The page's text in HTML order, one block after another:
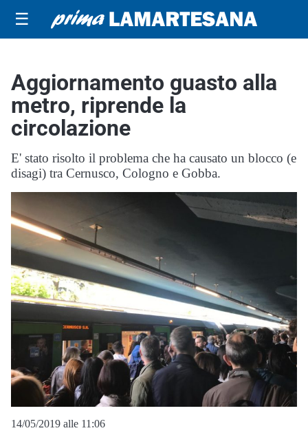
☰
Aggiornamento guasto alla
metro, riprende la
circolazione
E' stato risolto il problema che ha causato un blocco (e
disagi) tra Cernusco, Cologno e Gobba.
14/05/2019 alle 11:06